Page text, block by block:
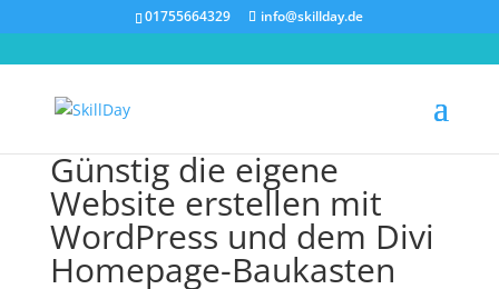
01755664329 info@skillday.de
Günstig die eigene
Website erstellen mit
WordPress und dem Divi
Homepage-Baukasten